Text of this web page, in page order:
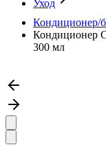
Уход
Кондиционер/
Кондиционер
300 мл